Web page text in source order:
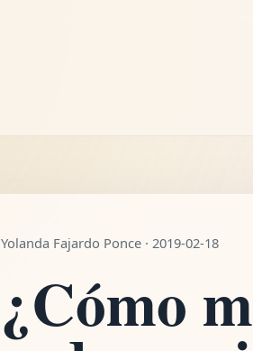
Yolanda Fajardo Ponce · 2019-02-18
¿Cómo